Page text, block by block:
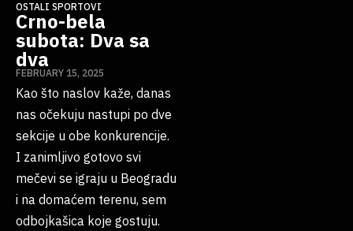
OSTALI SPORTOVI
Crno-bela
subota: Dva sa
dva
FEBRUARY 15, 2025
Kao što naslov kaže, danas
nas očekuju nastupi po dve
sekcije u obe konkurencije.
I zanimljivo gotovo svi
mečevi se igraju u Beogradu
i na domaćem terenu, sem
odbojkašica koje gostuju.